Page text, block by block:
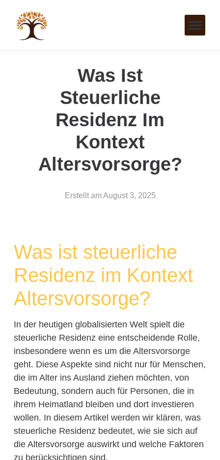
Was Ist
Steuerliche
Residenz Im
Kontext
Altersvorsorge?
Erstellt am August 3, 2025
Was ist steuerliche
Residenz im Kontext
Altersvorsorge?
In der heutigen globalisierten Welt spielt die
steuerliche Residenz eine entscheidende Rolle,
insbesondere wenn es um die Altersvorsorge
geht. Diese Aspekte sind nicht nur für Menschen,
die im Alter ins Ausland ziehen möchten, von
Bedeutung, sondern auch für Personen, die in
ihrem Heimatland bleiben und dort investieren
wollen. In diesem Artikel werden wir klären, was
steuerliche Residenz bedeutet, wie sie sich auf
die Altersvorsorge auswirkt und welche Faktoren
zu berücksichtigen sind.